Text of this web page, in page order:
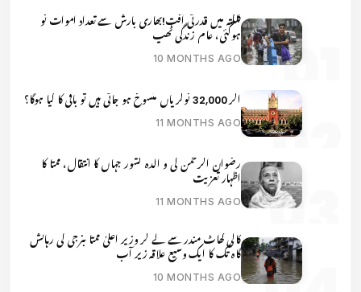
کلکتہ میں قدرتی آفت!بھاری بارش سے تعداد اموات نو
ہوگئی، عام زندگی ٹھپ
10 MONTHS AGO
اگر 32,000 نوکریاں منسوخ ہو جاتی ہیں تو باقی کا کیا ہوگا؟
11 MONTHS AGO
رضوان الرحمن کی و الدہ کشور جہاں کا انتقال، ممتا کا
اظہار تعزیت
11 MONTHS AGO
کالی گھاٹ مندر سے لے کر وزیر اعلیٰ ممتا بنرجی کی رہائش
گاہ تک کا ایک وسیع علاقہ زیر آب
10 MONTHS AGO